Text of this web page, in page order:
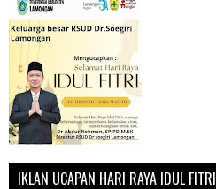
IKLAN UCAPAN HARI RAYA IDUL FITRI